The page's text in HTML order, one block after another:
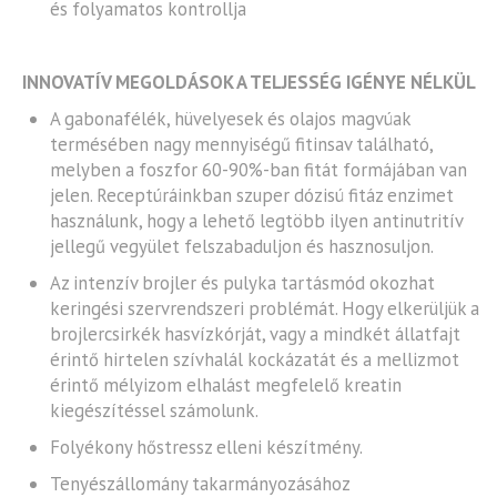
és folyamatos kontrollja
INNOVATÍV MEGOLDÁSOK A TELJESSÉG IGÉNYE NÉLKÜL
A gabonafélék, hüvelyesek és olajos magvúak
termésében nagy mennyiségű fitinsav található,
melyben a foszfor 60-90%-ban fitát formájában van
jelen. Receptúráinkban szuper dózisú fitáz enzimet
használunk, hogy a lehető legtöbb ilyen antinutritív
jellegű vegyület felszabaduljon és hasznosuljon.
Az intenzív brojler és pulyka tartásmód okozhat
keringési szervrendszeri problémát. Hogy elkerüljük a
brojlercsirkék hasvízkórját, vagy a mindkét állatfajt
érintő hirtelen szívhalál kockázatát és a mellizmot
érintő mélyizom elhalást megfelelő kreatin
kiegészítéssel számolunk.
Folyékony hőstressz elleni készítmény.
Tenyészállomány takarmányozásához